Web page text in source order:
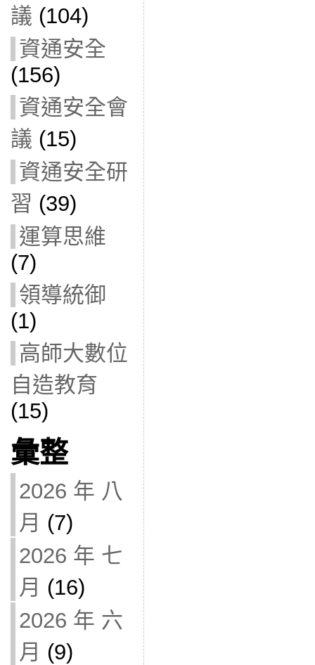
議 (104)
資通安全
(156)
資通安全會
議 (15)
資通安全研
習 (39)
運算思維
(7)
領導統御
(1)
高師大數位
自造教育
(15)
彙整
2026 年 八
月 (7)
2026 年 七
月 (16)
2026 年 六
月 (9)